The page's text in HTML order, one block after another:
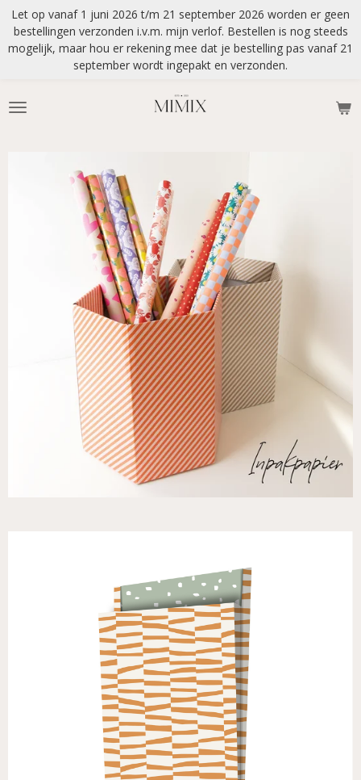
Ga
direct
naar
Let op vanaf 1 juni 2026 t/m 21 september 2026 worden er geen
bestellingen verzonden i.v.m. mijn verlof. Bestellen is nog steeds
mogelijk, maar hou er rekening mee dat je bestelling pas vanaf 21
september wordt ingepakt en verzonden.